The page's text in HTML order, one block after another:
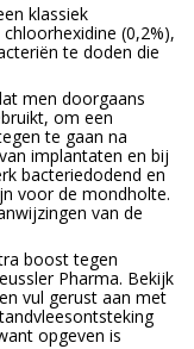
klassiek
(0,2%),
te doden die
men doorgaans
om een
te gaan na
implantaten en bij
bacteriedodend en
voor de mondholte.
van de
boost tegen
Pharma. Bekijk
vul gerust aan met
opgeven is